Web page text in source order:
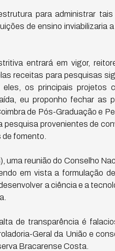
para administrar
de ensino inviabilizaria
entrará em vigor,
receitas para pesquisas
os principais projetos
eu proponho fechar as
de Pós-Graduação e
provenientes de
fomento.
uma reunião do Conselho
em vista a formulação
a ciência e a
de transparência é
Geral da União e
Bracarense Costa.